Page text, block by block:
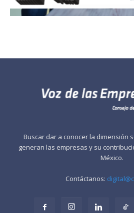
Buscar dar a conocer la dimensión
generan las empresas y su
México.
Contáctanos: